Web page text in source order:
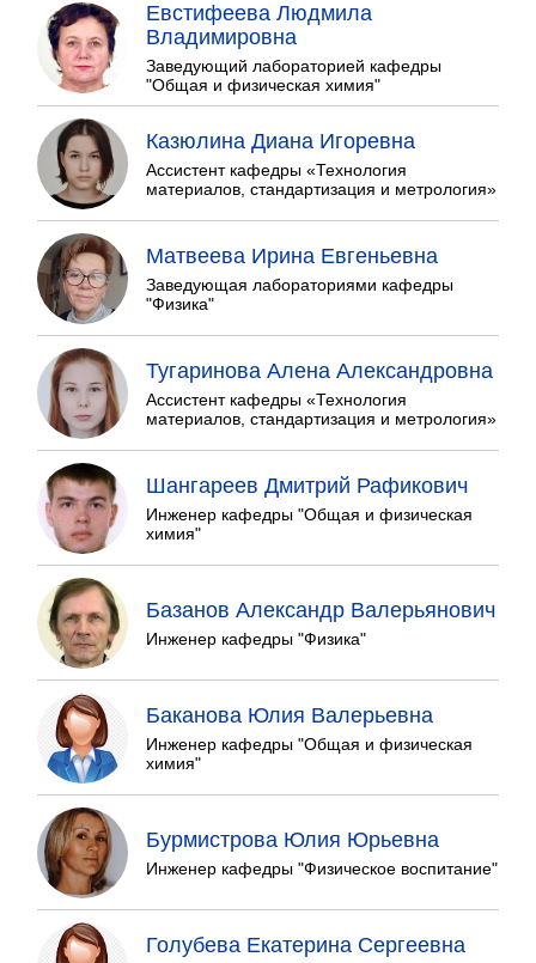
Евстифеева Людмила
Владимировна
Заведующий лабораторией кафедры
"Общая и физическая химия"
Казюлина Диана Игоревна
Ассистент кафедры «Технология
материалов, стандартизация и метрология»
Матвеева Ирина Евгеньевна
Заведующая лабораториями кафедры
"Физика"
Тугаринова Алена Александровна
Ассистент кафедры «Технология
материалов, стандартизация и метрология»
Шангареев Дмитрий Рафикович
Инженер кафедры "Общая и физическая
химия"
Базанов Александр Валерьянович
Инженер кафедры "Физика"
Баканова Юлия Валерьевна
Инженер кафедры "Общая и физическая
химия"
Бурмистрова Юлия Юрьевна
Инженер кафедры "Физическое воспитание"
Голубева Екатерина Сергеевна